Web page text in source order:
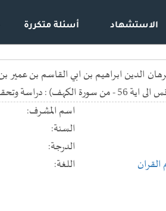
الاستشهاد أسئلة متكررة
اسم المشرف:
السنة:
الدرجة:
اللغة: